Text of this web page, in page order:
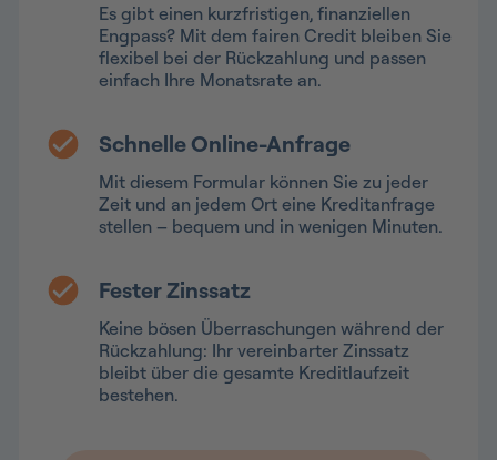
Es gibt einen kurzfristigen, finanziellen
Engpass? Mit dem fairen Credit bleiben Sie
flexibel bei der Rückzahlung und passen
einfach Ihre Monatsrate an.
Schnelle Online-Anfrage
Mit diesem Formular können Sie zu jeder
Zeit und an jedem Ort eine Kreditanfrage
stellen – bequem und in wenigen Minuten.
Fester Zinssatz
Keine bösen Überraschungen während der
Rückzahlung: Ihr vereinbarter Zinssatz
bleibt über die gesamte Kreditlaufzeit
bestehen.